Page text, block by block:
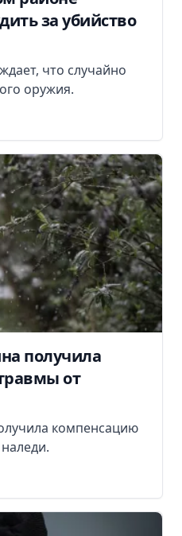
за убийство
что случайно
оружия.
получила
от
компенсацию